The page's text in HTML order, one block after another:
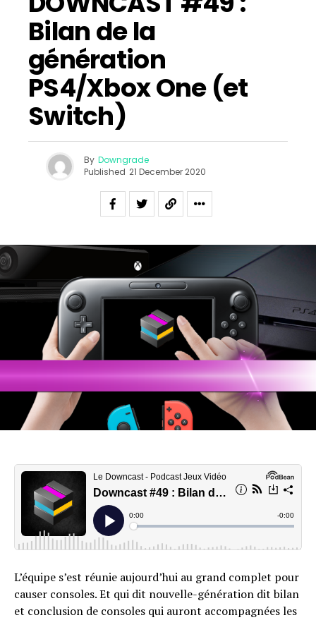
Bilan de la
génération
PS4/Xbox One (et
Switch)
By Downgrade
Published 21 December 2020
L’équipe s’est réunie aujourd’hui au grand complet pour
causer consoles. Et qui dit nouvelle-génération dit bilan
et conclusion de consoles qui auront accompagnées les